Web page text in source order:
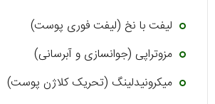
لیفت با نخ (لیفت فوری پوست)
مزوتراپی (جوانسازی و آبرسانی)
میکرونیدلینگ (تحریک کلاژن پوست)